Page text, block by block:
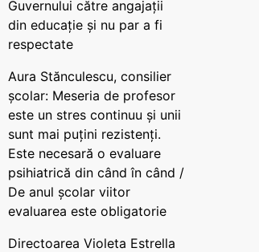
Guvernului către angajații
din educație și nu par a fi
respectate
Aura Stănculescu, consilier
școlar: Meseria de profesor
este un stres continuu și unii
sunt mai puțini rezistenți.
Este necesară o evaluare
psihiatrică din când în când /
De anul școlar viitor
evaluarea este obligatorie
Directoarea Violeta Estrella